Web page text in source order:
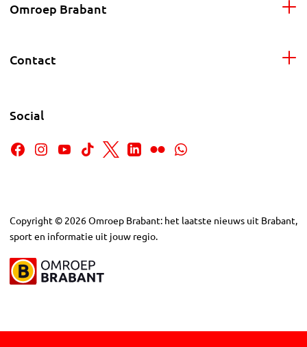
Omroep Brabant
Contact
Social
Copyright © 2026Omroep Brabant: het laatste nieuws uit Brabant,
sport en informatie uit jouw regio.